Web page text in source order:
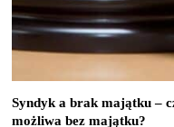
Syndyk a brak majątku –
możliwa bez majątku?